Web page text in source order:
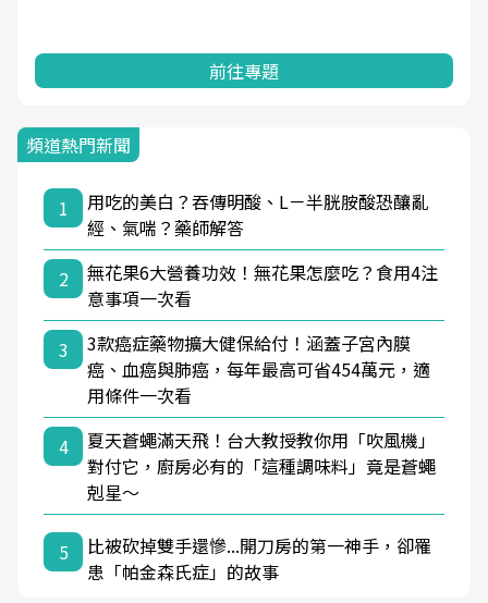
前往專題
頻道熱門新聞
1
用吃的美白？吞傳明酸、L－半胱胺酸恐釀亂
經、氣喘？藥師解答
2
無花果6大營養功效！無花果怎麼吃？食用4注
意事項一次看
3
3款癌症藥物擴大健保給付！涵蓋子宮內膜
癌、血癌與肺癌，每年最高可省454萬元，適
用條件一次看
4
夏天蒼蠅滿天飛！台大教授教你用「吹風機」
對付它，廚房必有的「這種調味料」竟是蒼蠅
剋星～
5
比被砍掉雙手還慘...開刀房的第一神手，卻罹
患「帕金森氏症」的故事